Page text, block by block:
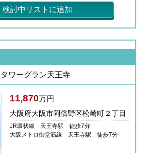
検討中リストに追加
ワーグラン天王寺
11,870万円
大阪府大阪市阿倍野区松崎町２丁目
JR環状線 天王寺駅 徒歩7分
大阪メトロ御堂筋線 天王寺駅 徒歩7分